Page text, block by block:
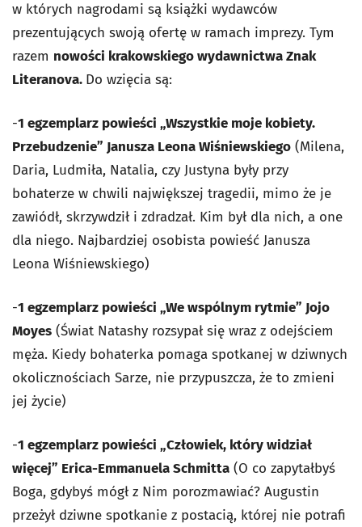
w których nagrodami są książki wydawców
prezentujących swoją ofertę w ramach imprezy. Tym
razem nowości krakowskiego wydawnictwa Znak
Literanova. Do wzięcia są:
-1 egzemplarz powieści „Wszystkie moje kobiety.
Przebudzenie” Janusza Leona Wiśniewskiego (Milena,
Daria, Ludmiła, Natalia, czy Justyna były przy
bohaterze w chwili największej tragedii, mimo że je
zawiódł, skrzywdził i zdradzał. Kim był dla nich, a one
dla niego. Najbardziej osobista powieść Janusza
Leona Wiśniewskiego)
-1 egzemplarz powieści „We wspólnym rytmie” Jojo
Moyes (Świat Natashy rozsypał się wraz z odejściem
męża. Kiedy bohaterka pomaga spotkanej w dziwnych
okolicznościach Sarze, nie przypuszcza, że to zmieni
jej życie)
-1 egzemplarz powieści „Człowiek, który widział
więcej” Erica-Emmanuela Schmitta (O co zapytałbyś
Boga, gdybyś mógł z Nim porozmawiać? Augustin
przeżył dziwne spotkanie z postacią, której nie potrafi